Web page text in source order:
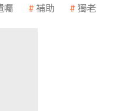
囑 補助 獨老